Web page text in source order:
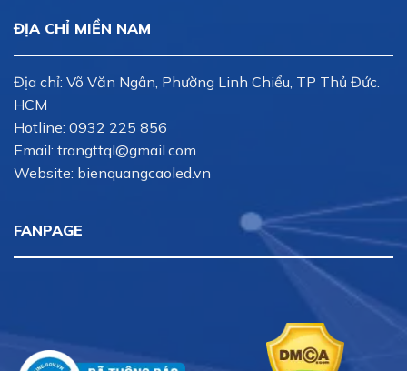
ĐỊA CHỈ MIỀN NAM
Địa chỉ: Võ Văn Ngân, Phường Linh Chiểu, TP Thủ Đức.
HCM
Hotline: 0932 225 856
Email: trangttql@gmail.com
Website: bienquangcaoled.vn
FANPAGE